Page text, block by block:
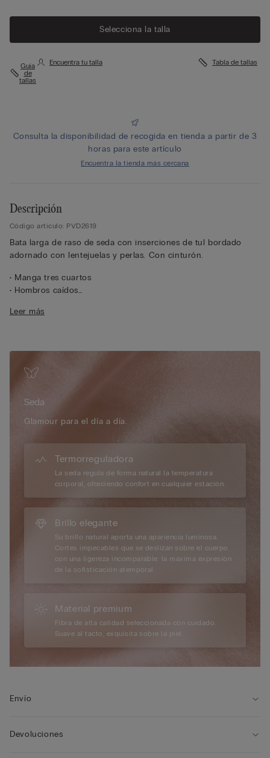
Selecciona la talla
Guía
de
tallas
Encuentra tu talla Tabla de tallas
Consulta la disponibilidad de recogida en tienda a partir de 3
horas para este artículo
Encuentra la tienda más cercana
Descripción
Código artículo: PVD2619
Bata larga de raso de seda con inserciones de tul bordado
adornado con lentejuelas y perlas. Con cinturón.
• Manga tres cuartos
• Hombros caídos
• La modelo mide 175 cm y lleva la talla S/M
Leer más
Seda
Glamour para el día a día.
Termorreguladora
La seda regula de forma natural la temperatura
corporal, ofreciendo confort en cualquier estación.
Brillo elegante
Su brillo natural aporta una apariencia luminosa.
Cortes impecables que se deslizan sobre el cuerpo
con una ligereza incomparable: la máxima expresión
de la sofisticación atemporal.
Material premium
Fibra de alta calidad seleccionada con cuidado.
Suave al tacto, exquisita sobre la piel.
Envío
Devoluciones